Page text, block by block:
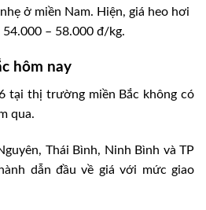
ở miền Nam. Hiện, giá heo hơi
– 58.000 đ/kg.
hôm nay
tại thị trường miền Bắc không có
qua.
Thái Bình, Ninh Bình và TP
dẫn đầu về giá với mức giao